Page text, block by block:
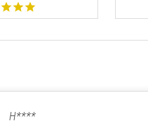
H****